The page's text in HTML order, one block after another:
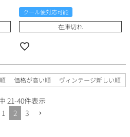
クール便対応可能
在庫切れ
価格が高い順 ヴィンテージ新しい順
21-40件表示
1
2 3